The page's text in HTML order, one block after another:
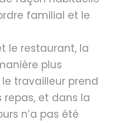
familial et le
le restaurant, la
plus
travailleur prend
et dans la
n’a pas été